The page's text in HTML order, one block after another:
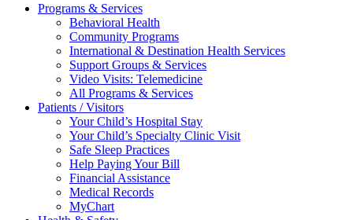
Programs & Services
Behavioral Health
Community Programs
International & Destination Health Services
Support Groups & Services
Video Visits: Telemedicine
All Programs & Services
Patients / Visitors
Your Child’s Hospital Stay
Your Child’s Specialty Clinic Visit
Safe Sleep Practices
Help Paying Your Bill
Financial Assistance
Medical Records
MyChart